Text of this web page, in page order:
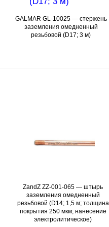
Подробнее
GALMAR GL-10025 — стержень
заземления омедненный
резьбовой (D17; 3 м)
Подробнее
ZandZ ZZ-001-065 — штырь
заземления омедненный
резьбовой (D14; 1,5 м; толщина
покрытия 250 мкм; нанесение
электролитическое)